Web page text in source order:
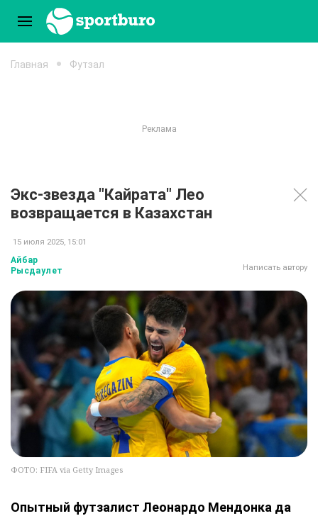
Главная Футзал
Экс-звезда "Кайрата" Лео
возвращается в Казахстан
15 июля 2025, 15:01
Айбар
Рысдаулет
Написать автору
ФОТО: FIFA via Getty Images
Опытный футзалист Леонардо Мендонка да